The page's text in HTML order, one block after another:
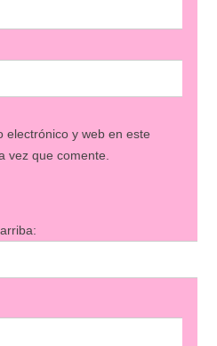
electrónico y web en este
vez que comente.